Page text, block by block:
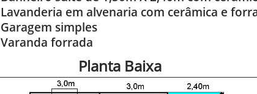
Lavanderia em alvenaria com cerâmica e
Garagem simples
Varanda forrada
Planta Baixa